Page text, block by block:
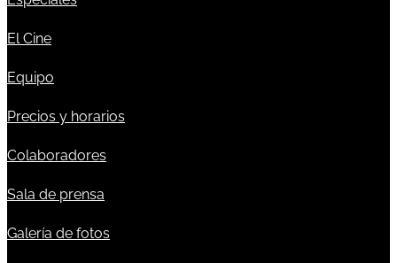
El Cine
Equipo
Precios y horarios
Colaboradores
Sala de prensa
Galería de fotos